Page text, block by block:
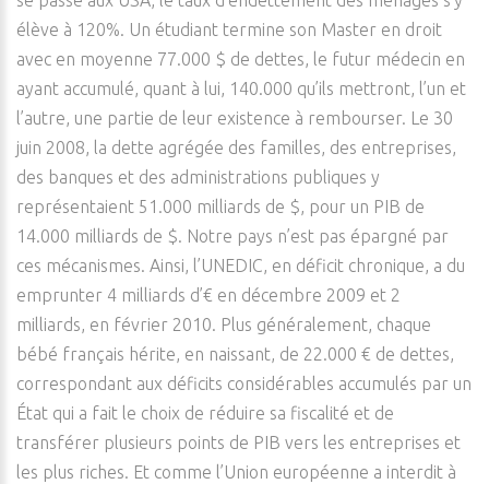
élève à 120%. Un étudiant termine son Master en droit
avec en moyenne 77.000 $ de dettes, le futur médecin en
ayant accumulé, quant à lui, 140.000 qu’ils mettront, l’un et
l’autre, une partie de leur existence à rembourser. Le 30
juin 2008, la dette agrégée des familles, des entreprises,
des banques et des administrations publiques y
représentaient 51.000 milliards de $, pour un PIB de
14.000 milliards de $. Notre pays n’est pas épargné par
ces mécanismes. Ainsi, l’UNEDIC, en déficit chronique, a du
emprunter 4 milliards d’€ en décembre 2009 et 2
milliards, en février 2010. Plus généralement, chaque
bébé français hérite, en naissant, de 22.000 € de dettes,
correspondant aux déficits considérables accumulés par un
État qui a fait le choix de réduire sa fiscalité et de
transférer plusieurs points de PIB vers les entreprises et
les plus riches. Et comme l’Union européenne a interdit à